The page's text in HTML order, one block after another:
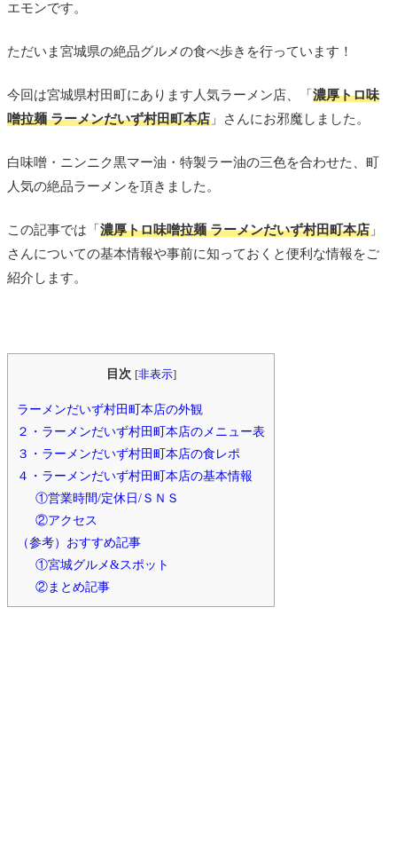
エモンです。
ただいま宮城県の絶品グルメの食べ歩きを行っています！
今回は宮城県村田町にあります人気ラーメン店、「 濃厚トロ味
噌拉麺 ラーメンだいず村田町本店 」さんにお邪魔しました。
白味噌・ニンニク黒マー油・特製ラー油の三色を合わせた、町
人気の絶品ラーメンを頂きました。
この記事では「 濃厚トロ味噌拉麺 ラーメンだいず村田町本店 」
さんについての基本情報や事前に知っておくと便利な情報をご
紹介します。
目次 [非表示]
ラーメンだいず村田町本店の外観
２・ラーメンだいず村田町本店のメニュー表
３・ラーメンだいず村田町本店の食レポ
４・ラーメンだいず村田町本店の基本情報
①営業時間/定休日/ＳＮＳ
②アクセス
（参考）おすすめ記事
①宮城グルメ&スポット
②まとめ記事